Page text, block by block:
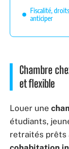
Fiscalité,
anticiper
Chambre
et flexible
Louer une
étudiants,
retraités prêts